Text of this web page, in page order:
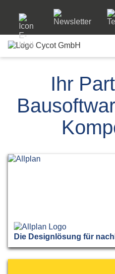
Ihr
Die Designlösung für